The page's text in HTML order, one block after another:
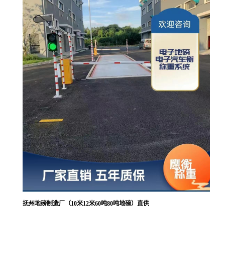
抚州地磅制造厂（10米12米60吨80吨地磅）直供